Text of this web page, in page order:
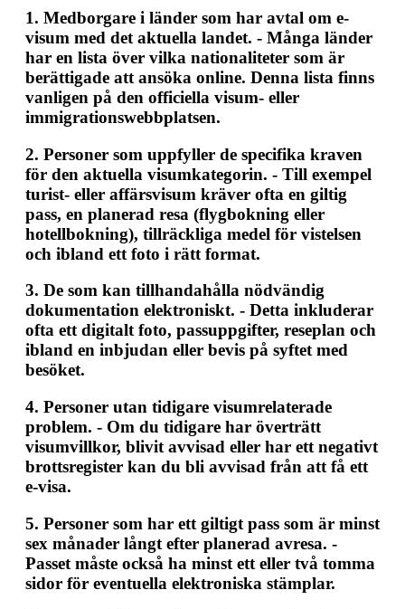
1. Medborgare i länder som har avtal om e-
visum med det aktuella landet. - Många länder
har en lista över vilka nationaliteter som är
berättigade att ansöka online. Denna lista finns
vanligen på den officiella visum- eller
immigrationswebbplatsen.
2. Personer som uppfyller de specifika kraven
för den aktuella visumkategorin. - Till exempel
turist- eller affärsvisum kräver ofta en giltig
pass, en planerad resa (flygbokning eller
hotellbokning), tillräckliga medel för vistelsen
och ibland ett foto i rätt format.
3. De som kan tillhandahålla nödvändig
dokumentation elektroniskt. - Detta inkluderar
ofta ett digitalt foto, passuppgifter, reseplan och
ibland en inbjudan eller bevis på syftet med
besöket.
4. Personer utan tidigare visumrelaterade
problem. - Om du tidigare har överträtt
visumvillkor, blivit avvisad eller har ett negativt
brottsregister kan du bli avvisad från att få ett
e-visa.
5. Personer som har ett giltigt pass som är minst
sex månader långt efter planerad avresa. -
Passet måste också ha minst ett eller två tomma
sidor för eventuella elektroniska stämplar.